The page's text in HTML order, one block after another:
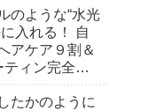
のような“水光
入れる！ 自
アケア９割＆
ィン完全ガ
たかのように